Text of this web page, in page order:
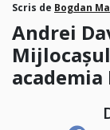
Scris de Bogdan
Andrei